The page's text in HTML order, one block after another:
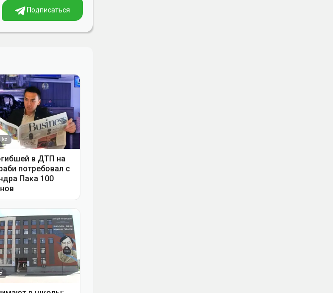
Подписаться